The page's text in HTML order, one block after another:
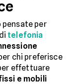
per
telefonia
chi preferisce
effettuare
e mobili